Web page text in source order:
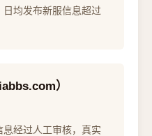
均发布新服信息超过
）
经过人工审核，真实